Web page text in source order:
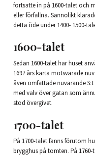
fortsatte in på 1600-talet och
eller förfallna. Sannolikt
detta öde under 1400- 1500-
1600-talet
Sedan 1600-talet har huset
1697 års karta motsvarade
även omfattade nuvarande S:t
med valv över gatan som
stod övergivet.
1700-talet
På 1700-talet fanns förutom
brygghus på tomten. På